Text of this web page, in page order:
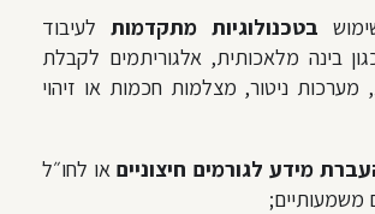
בטכנולוגיות מתקדמות לעיבוד
בינה מלאכותית, אלגוריתמים לקבלת
מערכות ניטור, מצלמות חכמות או זיהוי
מידע לגורמים חיצונייםאו לחו״ל
משמעותיים;